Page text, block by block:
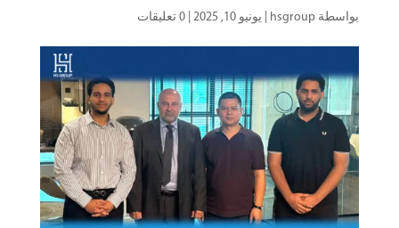
بواسطة hsgroup يونيو 10, 2025 | 0 تعليقات